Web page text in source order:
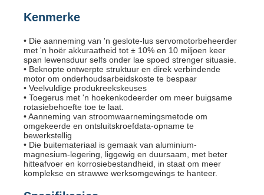
Kenmerke
• Die aanneming van 'n geslote-lus servomotorbeheerder
met 'n hoër akkuraatheid tot ± 10% en 10 miljoen keer
span lewensduur selfs onder lae spoed strenger situasie.
• Beknopte ontwerpte struktuur en direk verbindende
motor om onderhoudsarbeidskoste te bespaar
• Veelvuldige produkreekskeuses
• Toegerus met 'n hoekenkodeerder om meer buigsame
rotasiebehoefte toe te laat.
• Aanneming van stroomwaarnemingsmetode om
omgekeerde en ontsluitskroefdata-opname te
bewerkstellig
• Die buitemateriaal is gemaak van aluminium-
magnesium-legering, liggewig en duursaam, met beter
hitteafvoer en korrosiebestandheid, in staat om meer
komplekse en strawwe werksomgewings te hanteer.